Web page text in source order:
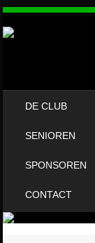
DE CLUB
SENIOREN
SPONSOREN
CONTACT